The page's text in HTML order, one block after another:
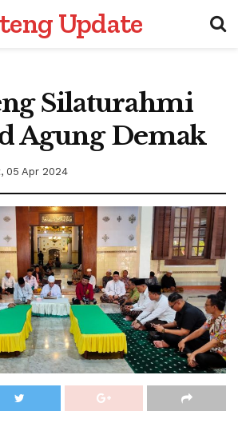
Update
Silaturahmi
Agung Demak
05 Apr 2024